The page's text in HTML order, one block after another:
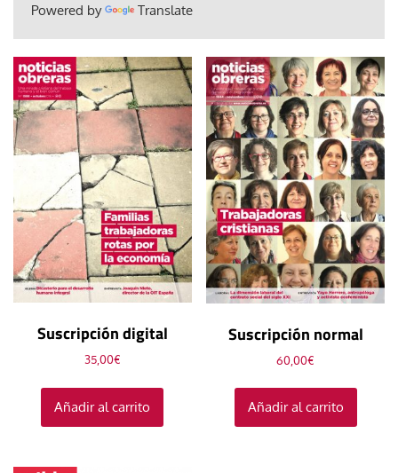
Powered by Translate
Suscripción digital
35,00€
Añadir al carrito
Suscripción normal
60,00€
Añadir al carrito